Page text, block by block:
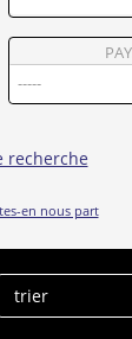
recherche
en nous part